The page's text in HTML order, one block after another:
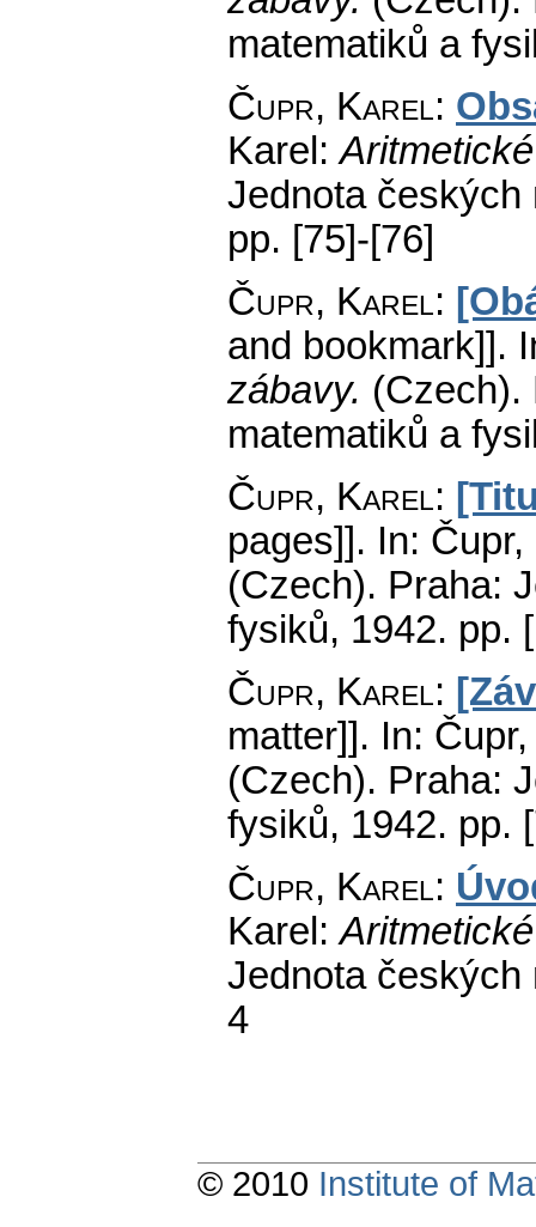
matematiků a
Čupr, Karel:
Karel:
Jednota českých
pp. [75]-[76]
Čupr, Karel:
and bookmark]].
zábavy. (Czech).
matematiků a
Čupr, Karel:
pages]]. In:
(Czech). Praha:
fysiků, 1942. pp.
Čupr, Karel:
matter]]. In:
(Czech). Praha:
fysiků, 1942. pp.
Čupr, Karel:
Karel:
Jednota
4
© 2010 Institute of